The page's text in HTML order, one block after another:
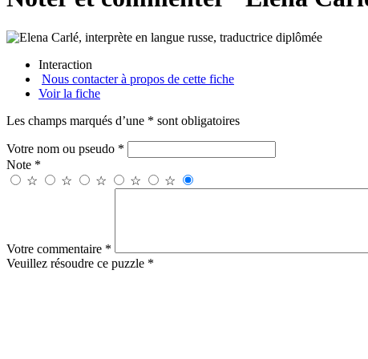
Interaction
Nous contacter à propos de cette fiche
Voir la fiche
Les champs marqués d’une * sont obligatoires
Votre nom ou pseudo *
Note *
☆
☆ ☆ ☆ ☆
Votre commentaire *
Veuillez résoudre ce puzzle *